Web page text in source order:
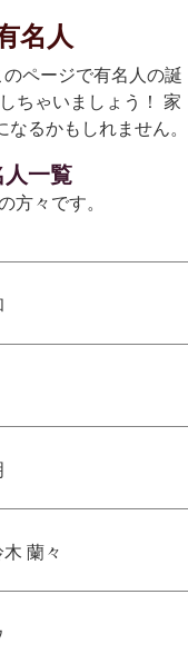
名人
ページで有名人の誕
ちゃいましょう！ 家
るかもしれません。
人一覧
方々です。
蘭々